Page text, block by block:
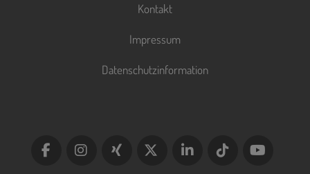
Kontakt
Impressum
Datenschutzinformation